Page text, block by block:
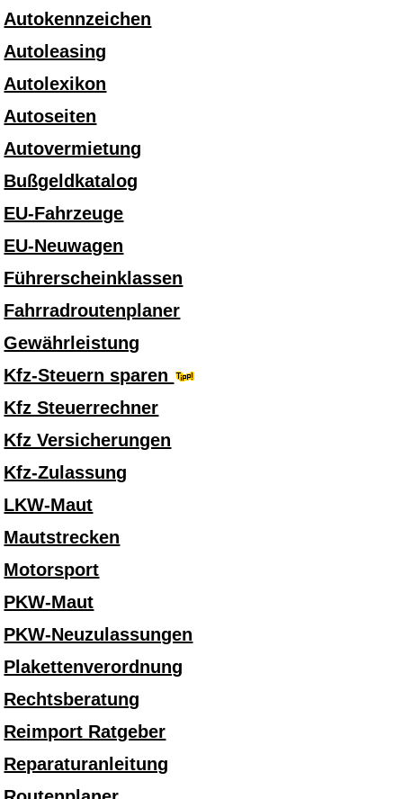
Autokennzeichen
Autoleasing
Autolexikon
Autoseiten
Autovermietung
Bußgeldkatalog
EU-Fahrzeuge
EU-Neuwagen
Führerscheinklassen
Fahrradroutenplaner
Gewährleistung
Kfz-Steuern sparen
Kfz Steuerrechner
Kfz Versicherungen
Kfz-Zulassung
LKW-Maut
Mautstrecken
Motorsport
PKW-Maut
PKW-Neuzulassungen
Plakettenverordnung
Rechtsberatung
Reimport Ratgeber
Reparaturanleitung